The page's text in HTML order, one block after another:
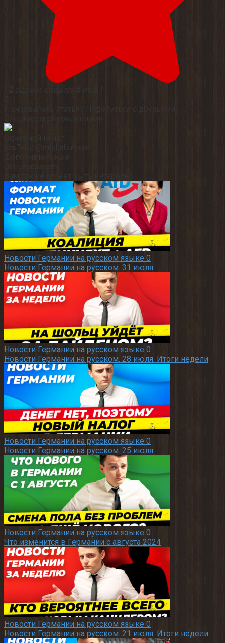
оценки, среднее
Понравилась статья? Поделиться с друзьями:
Следите за обновлениями
Основной канал
YouTube @mishaburcom
Дополнительные
Вам также может быть интересно
Новости Германии на русском языке 0
Новости Германии на русском. 31 июля
Новости Германии на русском языке 0
Новости Германии на русском. 28 июля. Итоги недели
Новости Германии на русском языке 0
Новости Германии на русском. 25 июля
Новости Германии на русском языке 0
Что изменится в Германии с августа 2024
Новости Германии на русском языке 0
Новости Германии на русском. 21 июля. Итоги недели